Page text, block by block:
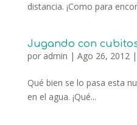
distancia. ¡Como para
Jugando con
por admin | Ago 26, 2012|
Qué bien se lo pasa esta
en el agua. ¡Qué...